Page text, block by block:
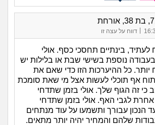
| דווח על עצה זו
לעתיד, בינתיים תחסכי כסף. אולי
נוספת בשישי שבת או בלילות יש
יותר. כל ההיערכות הזו כדי שאם את
אף תוכלי לעשות אצל מי שאת סומכת
כי זה הגוף שלך. אולי בזמן שתדחי
לגבי האף. אולי בזמן שתדחי
הנכון עבורך ותשמעו על עוד מנתחים
שלהם והמחיר יהיה יותר מתאים.